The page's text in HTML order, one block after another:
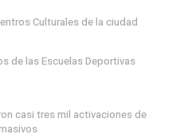
Culturales de la ciudad
de las Escuelas Deportivas
casi tres mil activaciones de